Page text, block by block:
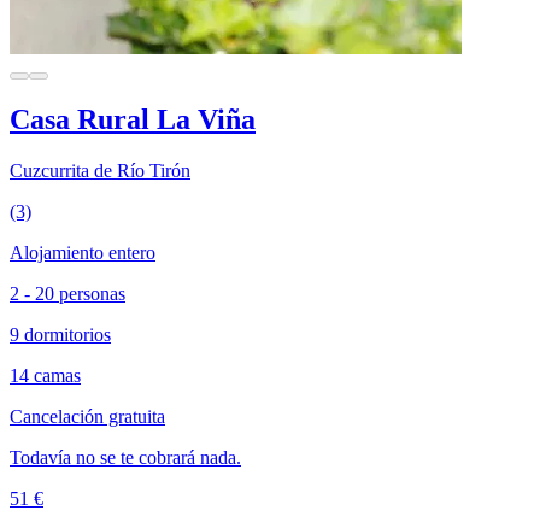
Casa Rural La Viña
Cuzcurrita de Río Tirón
(3)
Alojamiento entero
2 - 20 personas
9 dormitorios
14 camas
Cancelación gratuita
Todavía no se te cobrará nada.
51 €